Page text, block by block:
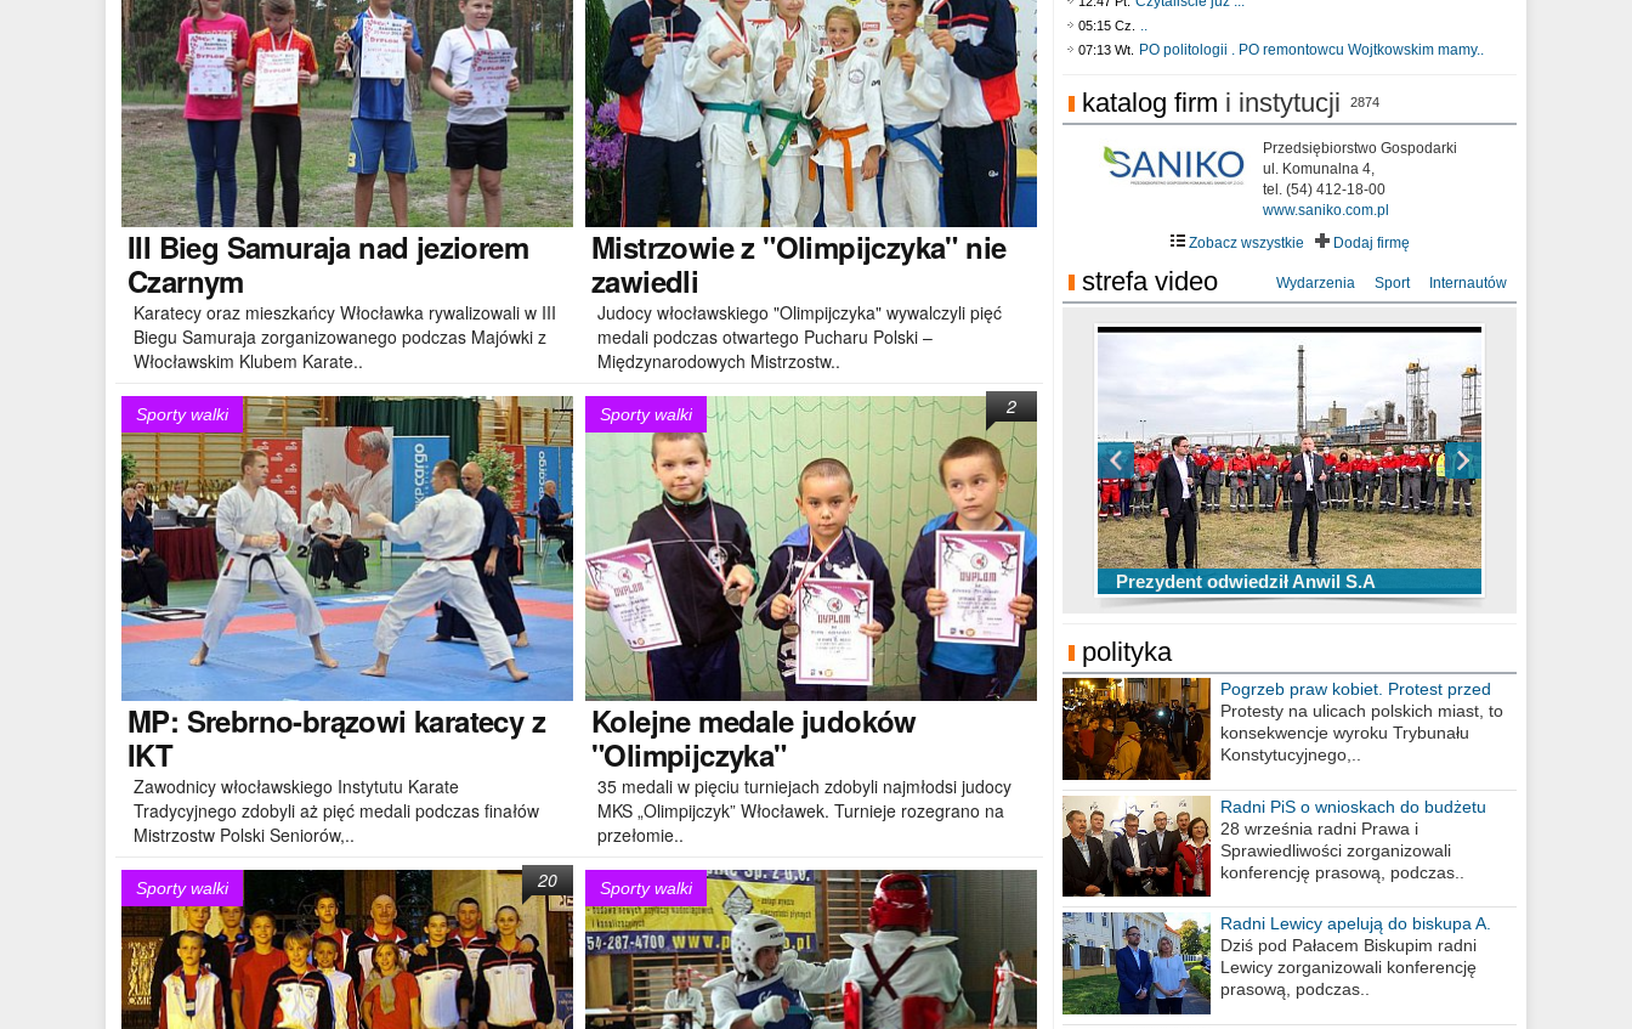
III Bieg Samuraja nad jeziorem
Czarnym
Karatecy oraz mieszkańcy Włocławka rywalizowali w III
Biegu Samuraja zorganizowanego podczas Majówki z
Włocławskim Klubem Karate..
Mistrzowiez "Olimpijczyka" nie
zawiedli
Judocy włocławskiego "Olimpijczyka" wywalczyli pięć
medali podczas otwartego Pucharu Polski –
Międzynarodowych Mistrzostw..
Sporty walki
MP: Srebrno-brązowi karatecy z
IKT
Zawodnicy włocławskiego Instytutu Karate
Tradycyjnego zdobyli aż pięć medali podczas finałów
Mistrzostw Polski Seniorów,..
Sporty walki
Kolejnemedale judoków
"Olimpijczyka"
35 medali w pięciu turniejach zdobyli najmłodsi judocy
MKS „Olimpijczyk” Włocławek. Turnieje rozegrano na
przełomie..
2
Sporty walki 20 Sporty walki
05:15 Cz. ..
07:13 Wt. PO politologii . PO remontowcu Wojtkowskim mamy..
katalog firm i instytucji 2874
Przedsiębiorstwo Gospodarki
ul. Komunalna 4,
tel. (54) 412-18-00
www.saniko.com.pl
Zobacz wszystkie
Dodaj firmę
strefa video Wydarzenia Sport Internautów
Prezydent odwiedził Anwil S.A
TOP 10 przechwytów Anwilu Włocławek
w EBL w sezonie 2019/2020
TOP 5 rzutów Anwilu Włocławek w BCL
w sezonie 2019/2020
Ni To Ponk - W oczach mamy strach
sixf33t .Last Year DRONE FOOTAGE
Włocławek
XXIII Sesja Rady Miasta Włocławek VIII
kadencji w dniu 09.06.2020 r.
polityka
Pogrzeb praw kobiet. Protest przed
biurem poselskim PiS
Protesty na ulicach polskich miast, to
konsekwencje wyroku Trybunału
Konstytucyjnego,..
Radni PiS o wnioskach do budżetu
miasta na 2021 rok
28 września radni Prawa i
Sprawiedliwości zorganizowali
konferencję prasową, podczas..
Radni Lewicy apelują do biskupa A.
Wiesława Meringa
Dziś pod Pałacem Biskupim radni
Lewicy zorganizowali konferencję
prasową, podczas..